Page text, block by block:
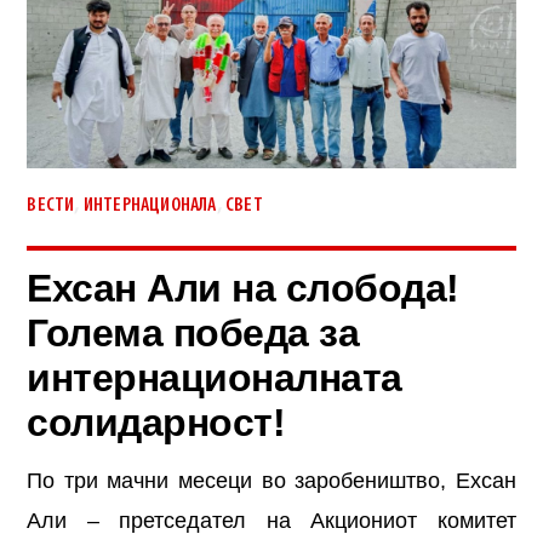
ВЕСТИ ИНТЕРНАЦИОНАЛА СВЕТ
Ехсан Али на слобода!
Голема победа за
интернационалната
солидарност!
По три мачни месеци во заробеништво, Ехсан
Али – претседател на Акциониот комитет